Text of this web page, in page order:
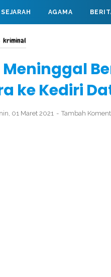
SEJARAH AGAMA
kriminal
ke Kediri
01 Maret 2021 Tambah